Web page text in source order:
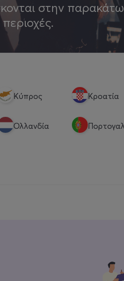
στην παρακάτω
Κύπρος Κροατία
Ολλανδία